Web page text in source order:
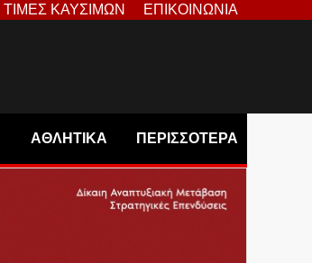
ΤΙΜΕΣ ΚΑΥΣΙΜΩΝ ΕΠΙΚΟΙΝΩΝΙΑ
ΑΘΛΗΤΙΚΑ ΠΕΡΙΣΣΟΤΕΡΑ